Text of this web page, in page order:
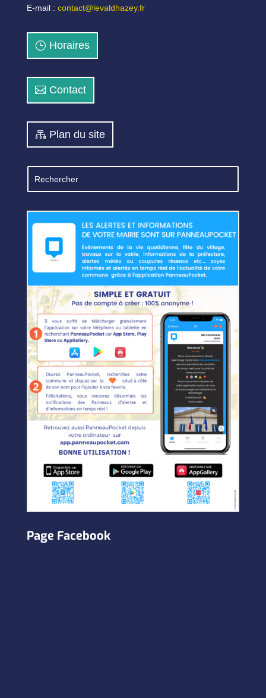
E-mail : contact@levaldhazey.fr
Horaires
Contact
Plan du site
Page Facebook